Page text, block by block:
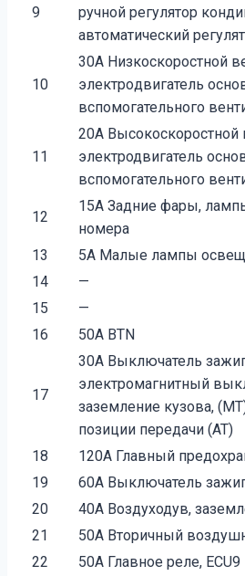
9
ручной регулятор
автоматический
10
30A Низкоскоростной
электро­двигатель
вспомогательного
11
20A Высокоскоростной
электродвигатель
вспомогательно­го
12
15A Задние фары,
номера
13
5A Малые лампы
14
—
15
—
16
50A BTN
17
30A Выключатель
электромагнитный
заземление кузова,
позиции передачи (АТ)
18
120A Главный
19
60A Выключатель
20
40A Воздуходув,
21
50A Вторичный
22
50A Главное реле, ECU9